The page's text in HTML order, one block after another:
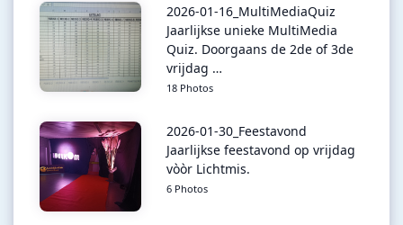
2026-01-16_MultiMediaQuiz
Jaarlijkse unieke MultiMedia
Quiz. Doorgaans de 2de of 3de
vrijdag …
18 Photos
2026-01-30_Feestavond
Jaarlijkse feestavond op vrijdag
vòòr Lichtmis.
6 Photos